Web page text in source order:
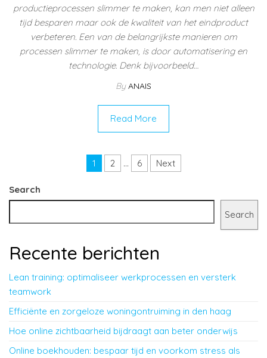
productieprocessen slimmer te maken, kan men niet alleen
tijd besparen maar ook de kwaliteit van het eindproduct
verbeteren. Een van de belangrijkste manieren om
processen slimmer te maken, is door automatisering en
technologie. Denk bijvoorbeeld…
By ANAIS
Read More
Posts pagination
1 2 … 6 Next
Search
Search
Recente berichten
Lean training: optimaliseer werkprocessen en versterk
teamwork
Efficiënte en zorgeloze woningontruiming in den haag
Hoe online zichtbaarheid bijdraagt aan beter onderwijs
Online boekhouden: bespaar tijd en voorkom stress als